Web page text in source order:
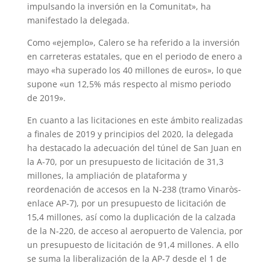
impulsando la inversión en la Comunitat», ha
manifestado la delegada.
Como «ejemplo», Calero se ha referido a la inversión
en carreteras estatales, que en el periodo de enero a
mayo «ha superado los 40 millones de euros», lo que
supone «un 12,5% más respecto al mismo periodo
de 2019».
En cuanto a las licitaciones en este ámbito realizadas
a finales de 2019 y principios del 2020, la delegada
ha destacado la adecuación del túnel de San Juan en
la A-70, por un presupuesto de licitación de 31,3
millones, la ampliación de plataforma y
reordenación de accesos en la N-238 (tramo Vinaròs-
enlace AP-7), por un presupuesto de licitación de
15,4 millones, así como la duplicación de la calzada
de la N-220, de acceso al aeropuerto de Valencia, por
un presupuesto de licitación de 91,4 millones. A ello
se suma la liberalización de la AP-7 desde el 1 de